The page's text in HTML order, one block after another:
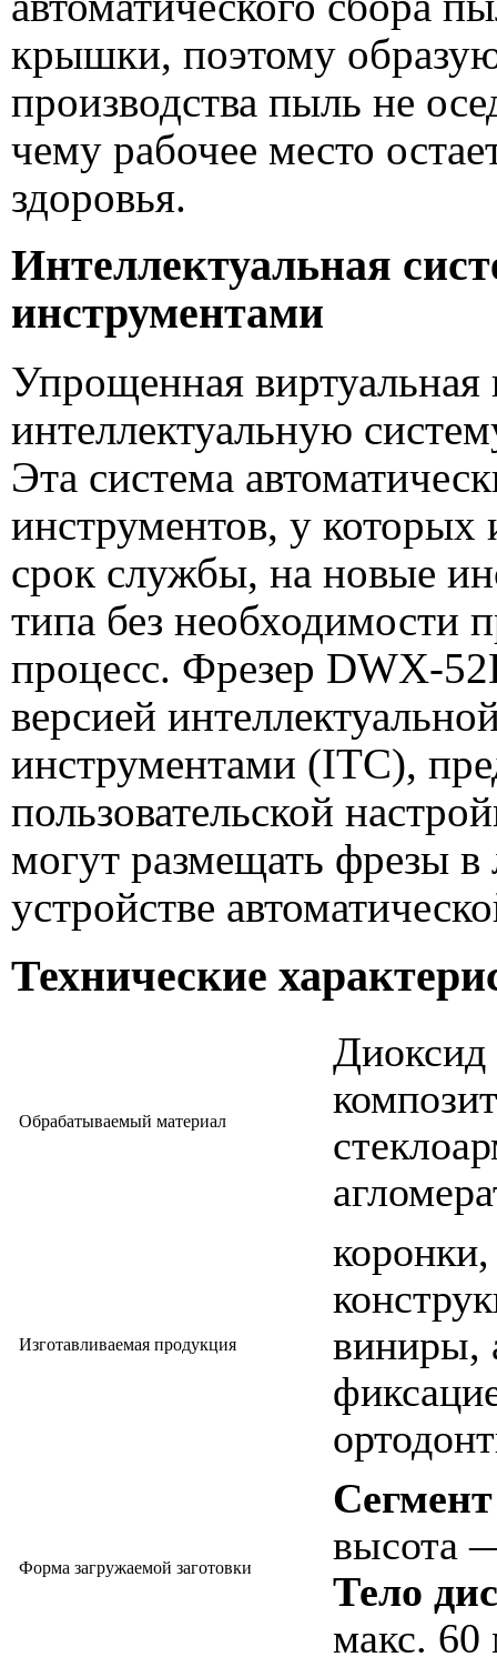
крышки, поэтому
производства пыль не
чему рабочее место
здоровья.
Интеллектуальная
инструментами
Упрощенная виртуальная
интеллектуальную
Эта система
инструментов, у которых
срок службы, на новые
типа без необходимости
процесс. Фрезер DWX-
версией
инструментами (ITC),
пользовательской
могут размещать фрезы
устройстве
Технические
Обрабатываемый материал
Изготавливаемая продукция
виниры,
Форма загружаемой заготовки
высота
Тело
макс.